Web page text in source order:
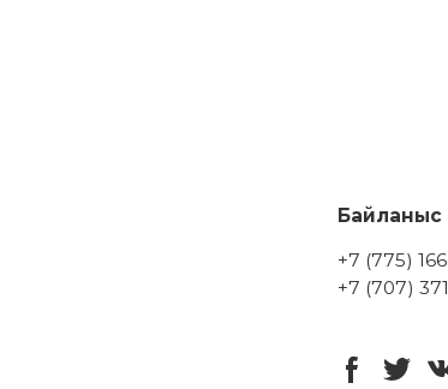
Байланыс
+7 (775)
+7 (707)